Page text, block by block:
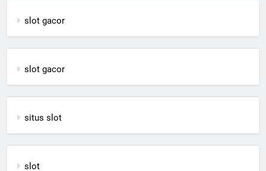
slot gacor
slot gacor
situs slot
slot